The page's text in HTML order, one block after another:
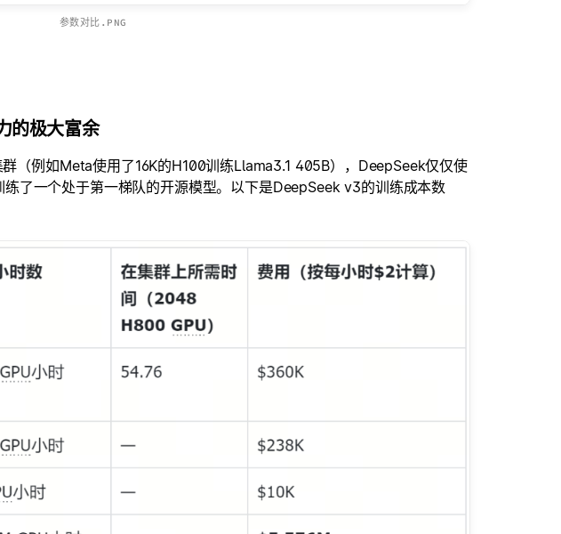
参数对比.PNG
的极大富余
（例如Meta使用了16K的H100训练Llama3.1 405B），DeepSeek仅仅使
了一个处于第一梯队的开源模型。以下是DeepSeek v3的训练成本数